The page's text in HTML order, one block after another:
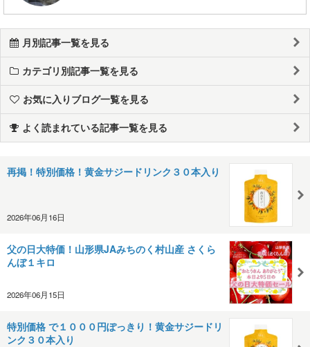
月別記事一覧を見る
カテゴリ別記事一覧を見る
お気に入りブログ一覧を見る
よく読まれている記事一覧を見る
再掲！特別価格！黄金サジードリンク３０本入り
2026年06月16日
父の日大特価！山形県JAみちのく村山産 さくら
んぼ１キロ
2026年06月15日
特別価格 で１０００円ぽっきり！黄金サジードリ
ンク３０本入り